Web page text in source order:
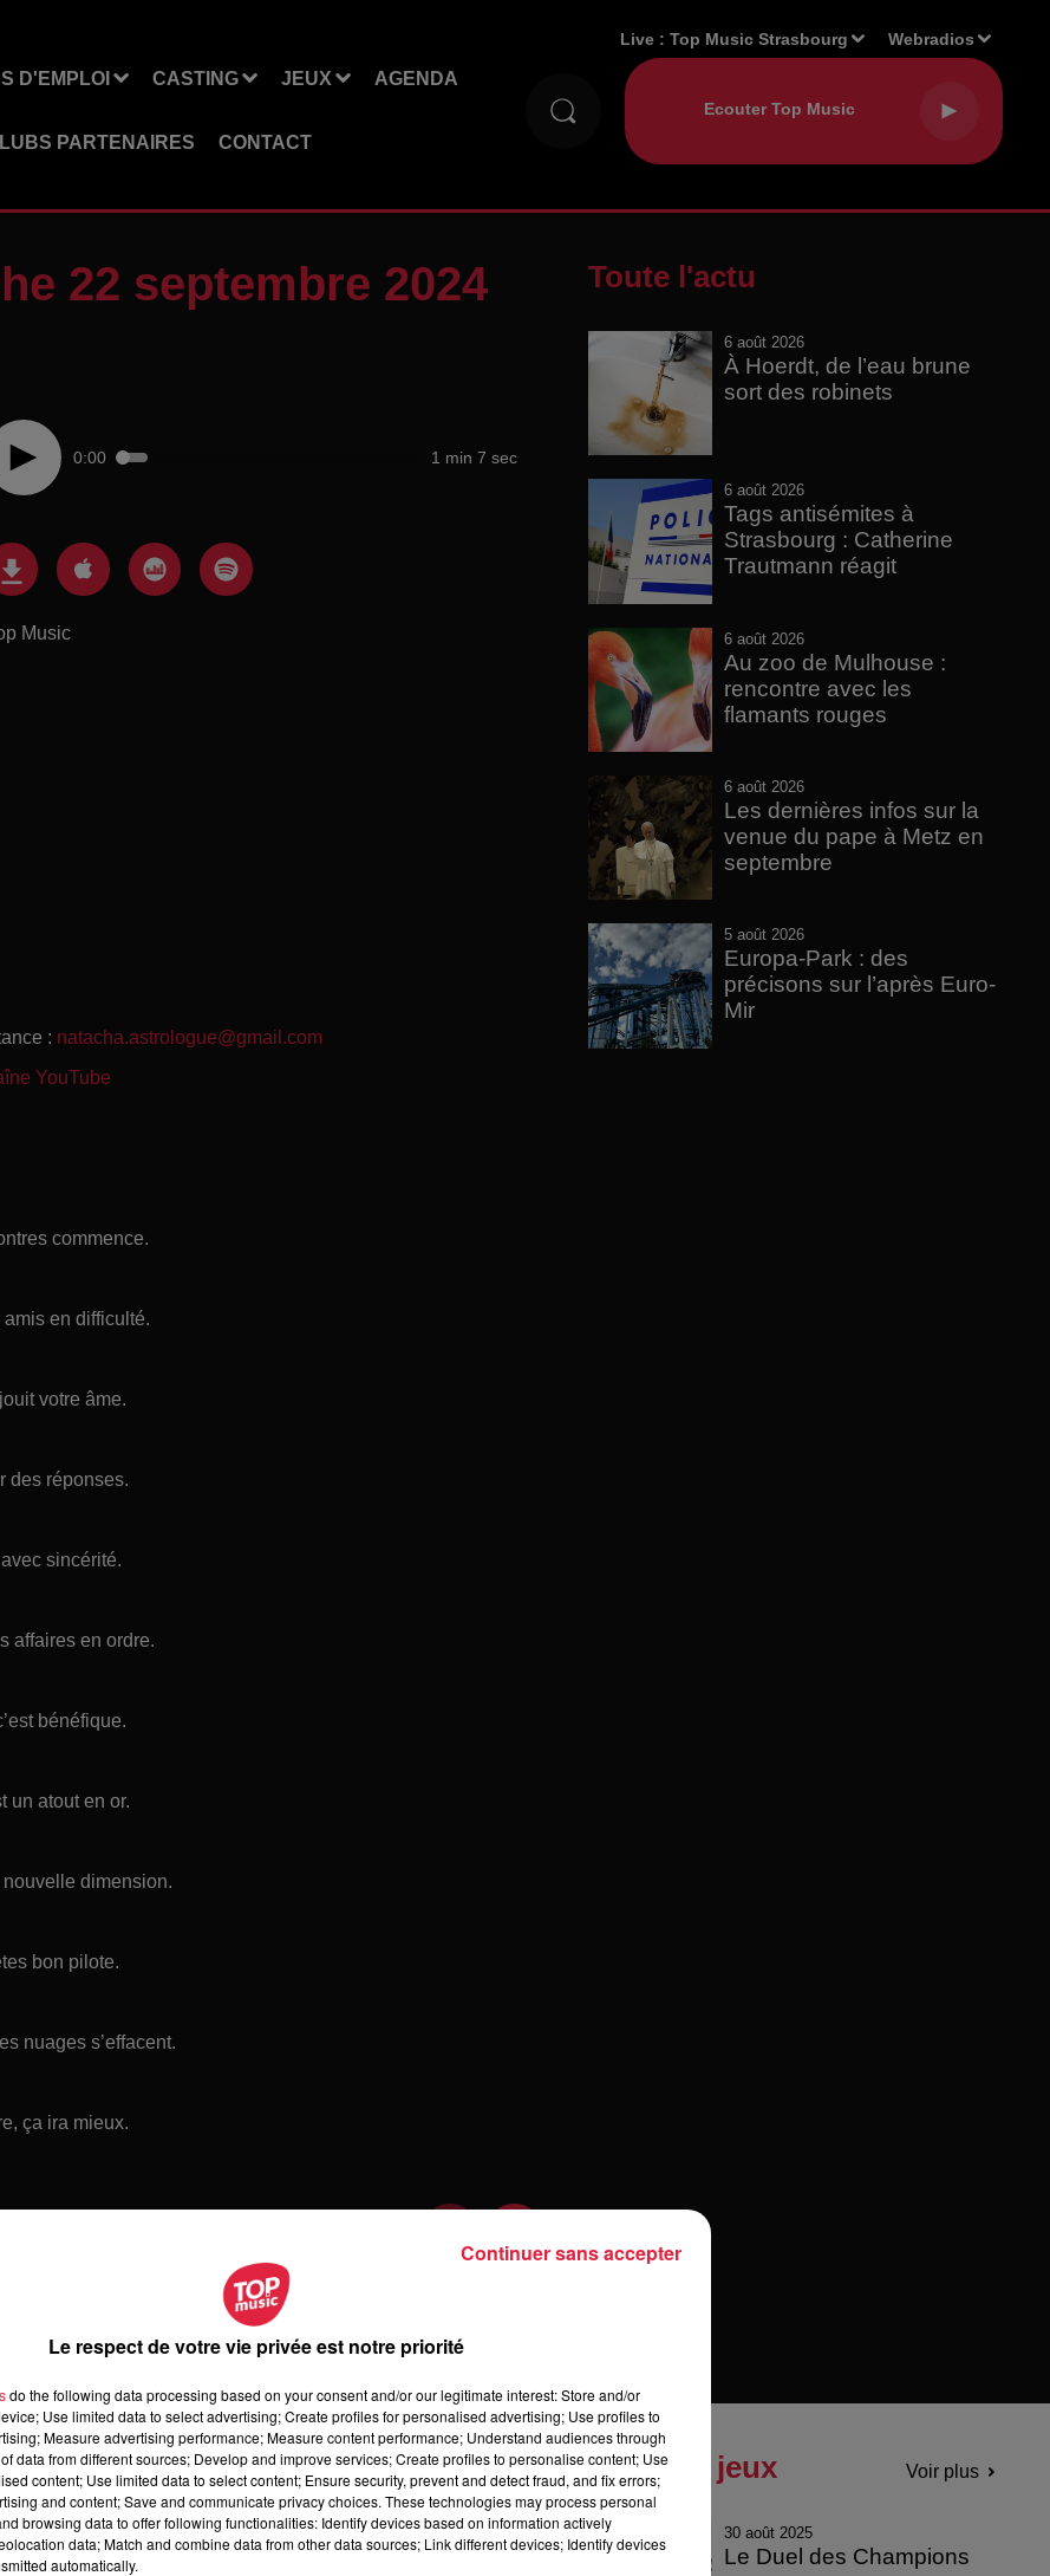
D'EMPLOI CASTING JEUX AGENDA
PARTENAIRES CONTACT
Live :Top Music Strasbourg Webradios
22 septembre 2024
0:00 1 min 7 sec
Music
: natacha.astrologue@gmail.com
YouTube
commence.
en difficulté.
votre âme.
des réponses.
sincérité.
affaires en ordre.
bénéfique.
un atout en or.
nouvelle dimension.
bon pilote.
nuages s’effacent.
ça ira mieux.
Toute l'actu
6 août 2026
À Hoerdt, de l’eau brune
sort des robinets
6 août 2026
Tags antisémites à
Strasbourg : Catherine
Trautmann réagit
6 août 2026
Au zoo de Mulhouse :
rencontre avec les
flamants rouges
6 août 2026
Les dernières infos sur la
venue du pape à Metz en
septembre
5 août 2026
Europa-Park : des
précisons sur l’après Euro-
Mir
08 août 2026
08 août 2026
Tous les jeux Voir plus
30 août 2025
Le Duel des Champions
Le respect de votre vie privée est notre priorité
do the following data processing based on your consent and/or our legitimate interest: Store and/or
Use limited data to select advertising; Create profiles for personalised advertising; Use profiles to
Measure advertising performance; Measure content performance; Understand audiences through
data from different sources; Develop and improve services; Create profiles to personalise content; Use
content; Use limited data to select content; Ensure security, prevent and detect fraud, and fix errors;
and content; Save and communicate privacy choices. These technologies may process personal
browsing data to offer following functionalities: Identify devices based on information actively
data; Match and combine data from other data sources; Link different devices; Identify devices
automatically.
Continuer sans accepter